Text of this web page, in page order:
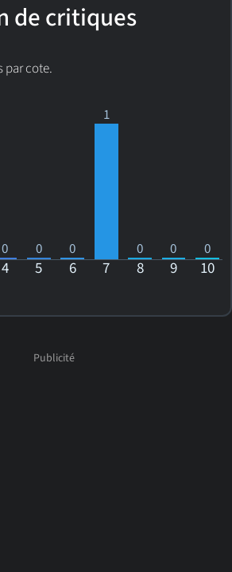
de critiques
par cote.
0 0 0
1
0 0 0
4 5 6 7 8 9 10